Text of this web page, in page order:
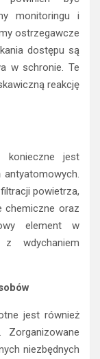
monitoringu i
ostrzegawcze
dostępu są
w schronie. Te
reakcję
konieczne jest
antyatomowych.
powietrza,
chemiczne oraz
element w
z wdychaniem
jest również
Zorganizowane
niezbędnych